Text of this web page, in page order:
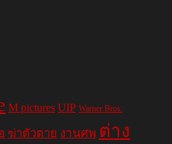
M pictures UIP Warner Bros.
ฆ่าตัวตาย งานศพ ต่าง